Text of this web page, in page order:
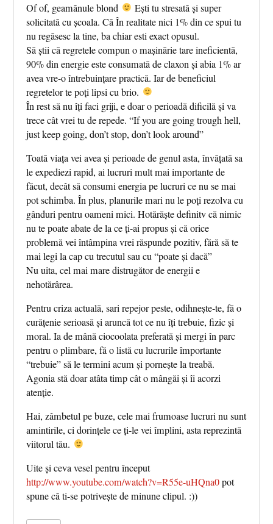
Of of, geamănule blond
Ești tu stresată și super
solicitată cu școala. Că În realitate nici 1% din ce spui tu
nu regăsesc la tine, ba chiar esti exact opusul.
Să știi că regretele compun o mașinărie tare ineficientă,
90% din energie este consumată de claxon și abia 1% ar
avea vre-o întrebuințare practică. Iar de beneficiul
regretelor te poți lipsi cu brio.
În rest să nu îți faci griji, e doar o perioadă dificilă și va
trece cât vrei tu de repede. “If you are going trough hell,
just keep going, don’t stop, don’t look around”
Toată viața vei avea și perioade de genul asta, învățată sa
le expediezi rapid, ai lucruri mult mai importante de
făcut, decât să consumi energia pe lucruri ce nu se mai
pot schimba. În plus, planurile mari nu le poți rezolva cu
gânduri pentru oameni mici. Hotărăște definitv că nimic
nu te poate abate de la ce ți-ai propus și că orice
problemă vei întâmpina vrei răspunde pozitiv, fără să te
mai legi la cap cu trecutul sau cu “poate și dacă”
Nu uita, cel mai mare distrugător de energii e
nehotărârea.
Pentru criza actuală, sari repejor peste, odihnește-te, fă o
curățenie serioasă și aruncă tot ce nu îți trebuie, fizic și
moral. Ia de mână ciocoolata preferată și mergi în parc
pentru o plimbare, fă o listă cu lucrurile împortante
“trebuie” să le termini acum și pornește la treabă.
Agonia stă doar atâta timp cât o mângăi și îi acorzi
atenție.
Hai, zâmbetul pe buze, cele mai frumoase lucruri nu sunt
amintirile, ci dorințele ce ți-le vei împlini, asta reprezintă
viitorul tău.
Uite și ceva vesel pentru început
http://www.youtube.com/watch?v=R55e-uHQna0pot
spune că ti-se potrivește de minune clipul. :))